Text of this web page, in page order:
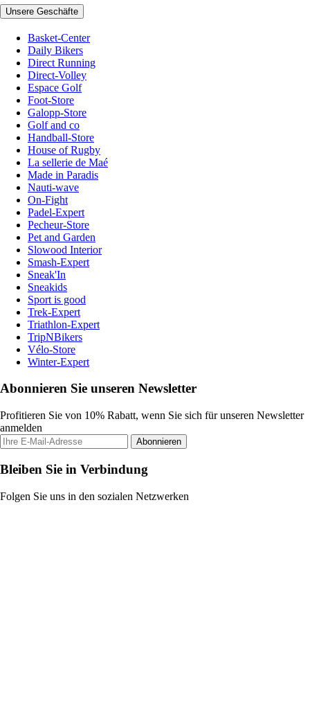
Unsere Geschäfte
Basket-Center
Daily Bikers
Direct Running
Direct-Volley
Espace Golf
Foot-Store
Galopp-Store
Golf and co
Handball-Store
House of Rugby
La sellerie de Maé
Made in Paradis
Nauti-wave
On-Fight
Padel-Expert
Pecheur-Store
Pet and Garden
Slowood Interior
Smash-Expert
Sneak'In
Sneakids
Sport is good
Trek-Expert
Triathlon-Expert
TripNBikers
Vélo-Store
Winter-Expert
Abonnieren Sie unseren Newsletter
Profitieren Sie von 10% Rabatt, wenn Sie sich für unseren Newsletter
anmelden
Abonnieren
Bleiben Sie in Verbindung
Folgen Sie uns in den sozialen Netzwerken